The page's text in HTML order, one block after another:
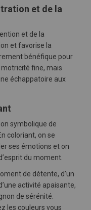
et de la
et de la
et favorise la
bénéfique pour
fine, mais
échappatoire aux
symbolique de
coloriant, on se
ses émotions et on
du moment.
de détente, d’un
activité apaisante,
de sérénité.
les couleurs vous